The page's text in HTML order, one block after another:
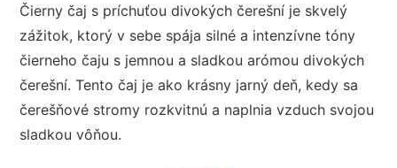
Čierny čaj s príchuťou divokých čerešní je skvelý
zážitok, ktorý v sebe spája silné a intenzívne tóny
čierneho čaju s jemnou a sladkou arómou divokých
čerešní. Tento čaj je ako krásny jarný deň, kedy sa
čerešňové stromy rozkvitnú a naplnia vzduch svojou
sladkou vôňou.